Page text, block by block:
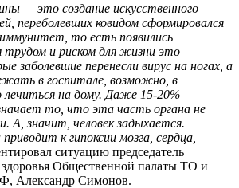
— это создание искусственного
переболевших ковидом сформировался
то есть появились
и риском для жизни это
заболевшие перенесли вирус на ногах, а
в госпитале, возможно, в
лечиться на дому. Даже 15-20%
то, что эта часть органа не
А, значит, человек задыхается.
к гипоксии мозга, сердца,
ситуацию председатель
Общественной палаты ТО и
Александр Симонов.